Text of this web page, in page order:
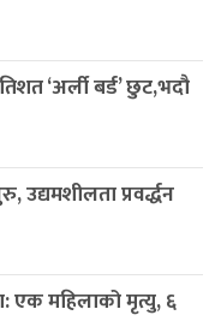
‘अर्ली बर्ड’ छुट,भदौ
उद्यमशीलता प्रवर्द्धन
एक महिलाको मृत्यु, ६